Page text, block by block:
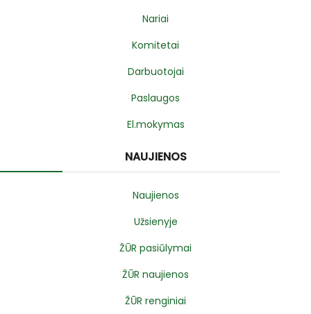
Nariai
Komitetai
Darbuotojai
Paslaugos
El.mokymas
NAUJIENOS
Naujienos
Užsienyje
ŽŪR pasiūlymai
ŽŪR naujienos
ŽŪR renginiai